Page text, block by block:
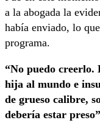
a la abogada la
había enviado, lo
programa.
“No puedo creerlo.
hija al mundo e
de grueso calibre,
debería estar preso”